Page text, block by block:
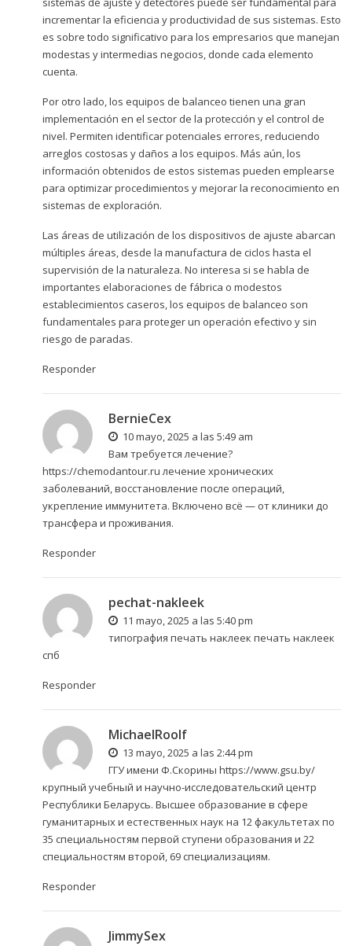
incrementar la eficiencia y productividad de sus sistemas. Esto
es sobre todo significativo para los empresarios que manejan
modestas y intermedias negocios, donde cada elemento
cuenta.
Por otro lado, los equipos de balanceo tienen una gran
implementación en el sector de la protección y el control de
nivel. Permiten identificar potenciales errores, reduciendo
arreglos costosas y daños a los equipos. Más aún, los
información obtenidos de estos sistemas pueden emplearse
para optimizar procedimientos y mejorar la reconocimiento en
sistemas de exploración.
Las áreas de utilización de los dispositivos de ajuste abarcan
múltiples áreas, desde la manufactura de ciclos hasta el
supervisión de la naturaleza. No interesa si se habla de
importantes elaboraciones de fábrica o modestos
establecimientos caseros, los equipos de balanceo son
fundamentales para proteger un operación efectivo y sin
riesgo de paradas.
Responder
BernieCex
10 mayo, 2025 a las 5:49 am
Вам требуется лечение?
https://chemodantour.ruлечение хронических
заболеваний, восстановление после операций,
укрепление иммунитета. Включено всё — от клиники до
трансфера и проживания.
Responder
pechat-nakleek
11 mayo, 2025 a las 5:40 pm
типография печать наклеек печать наклеек
спб
Responder
MichaelRoolf
13 mayo, 2025 a las 2:44 pm
ГГУ имени Ф.Скорины https://www.gsu.by/
крупный учебный и научно-исследовательский центр
Республики Беларусь. Высшее образование в сфере
гуманитарных и естественных наук на 12 факультетах по
35 специальностям первой ступени образования и 22
специальностям второй, 69 специализациям.
Responder
JimmySex